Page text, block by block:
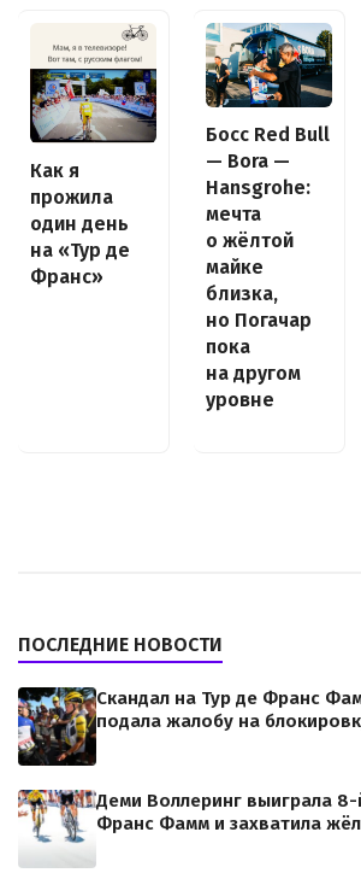
Как я
прожила
один день
на «Тур де
Франс»
Босс Red Bull
— Bora —
Hansgrohe:
мечта
о жёлтой
майке
близка,
но Погачар
пока
на другом
уровне
ПОСЛЕДНИЕ НОВОСТИ
Скандал на Тур де Франс
подала жалобу на
Деми Воллеринг выиграла 8-
Франс Фамм и захватила